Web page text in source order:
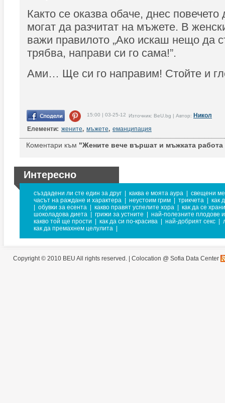
Както се оказва обаче, днес
могат да разчитат на мъжете. В
важи правилото „Ако искаш нещо да
трябва, направи си го сама!”.
Ами… Ще си го направим! Стойте и
15:00 | 03-25-12 Източник: BeU.bg | Автор: Никол
Елементи: жените, мъжете, еманципация
Коментари към "Жените вече вършат и мъжката
Интересно
създадени ли сте един за друг каква е моята аура
свещени
часът на раждане и характера
неустоим грим трикчета
как
обувки за есента какво правят успелите хора
как да се
шоколадова диета
грижи за устните
най-полезните плодове
какво той ще прости
как да си по-красива най-добрият секс
как да премахнем целулита
Copyright © 2010 BEU All rights reserved. | Colocation @ Sofia Data Center